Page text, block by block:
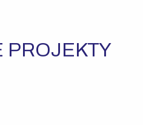
PROJEKTY